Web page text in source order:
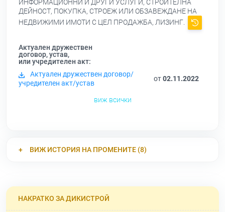
ИНФОРМАЦИОННИ И ДРУГИ УСЛУГИ, СТРОИТЕЛНА
ДЕЙНОСТ, ПОКУПКА, СТРОЕЖ ИЛИ ОБЗАВЕЖДАНЕ НА
НЕДВИЖИМИ ИМОТИ С ЦЕЛ ПРОДАЖБА, ЛИЗИНГ.
Актуален дружествен
договор, устав,
или учредителен акт:
Актуален дружествен договор/
учредителен акт/устав
от02.11.2022
виж всички
ВИЖ ИСТОРИЯ НА ПРОМЕНИТЕ (8)
НАКРАТКО ЗА ДИКИСТРОЙ